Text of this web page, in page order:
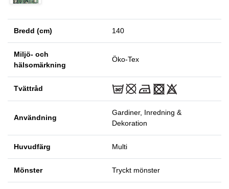
Bredd (cm) 140
Miljö- och
hälsomärkning
Öko-Tex
Tvättråd
Användning
Gardiner, Inredning &
Dekoration
Huvudfärg Multi
Mönster Tryckt mönster